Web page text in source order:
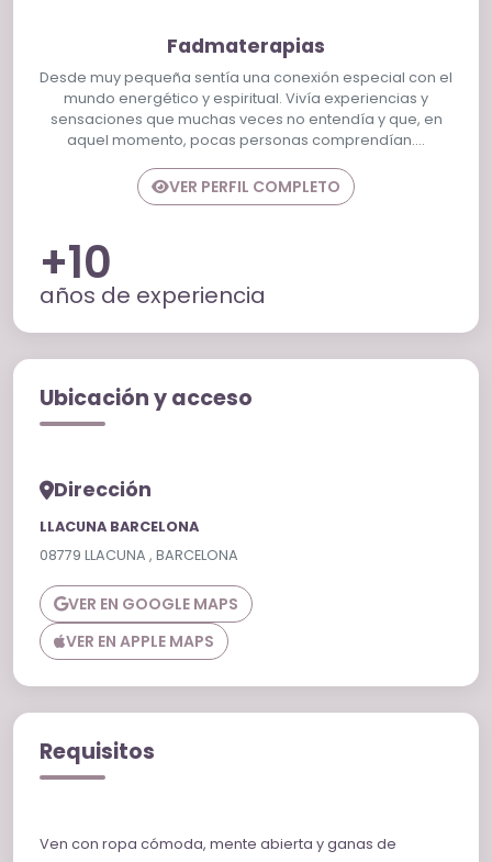
Fadmaterapias
Desde muy pequeña sentía una conexión especial con el
mundo energético y espiritual. Vivía experiencias y
sensaciones que muchas veces no entendía y que, en
aquel momento, pocas personas comprendían.…
VER PERFIL COMPLETO
+10
años de experiencia
Ubicación y acceso
Dirección
LLACUNA BARCELONA
08779 LLACUNA , BARCELONA
VER EN GOOGLE MAPS
VER EN APPLE MAPS
Requisitos
Ven con ropa cómoda, mente abierta y ganas de